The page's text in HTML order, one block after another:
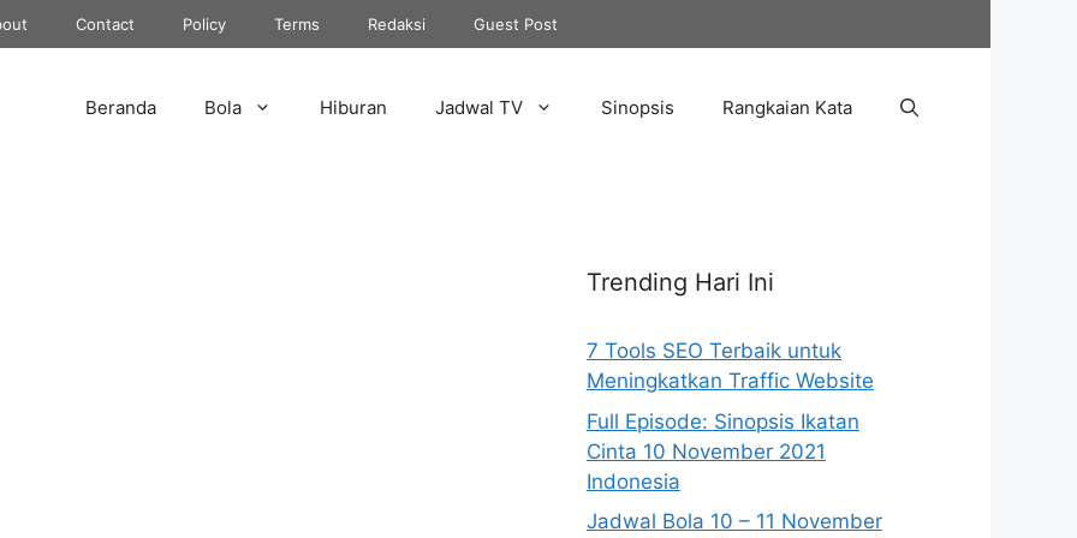
Contact Policy Terms Redaksi Guest Post
Beranda Bola Hiburan Jadwal TV Sinopsis Rangkaian Kata
Trending Hari Ini
7 Tools SEO Terbaik untuk
Meningkatkan Traffic Website
Full Episode: Sinopsis Ikatan
Cinta 10 November 2021
Indonesia
Jadwal Bola 10 – 11 November